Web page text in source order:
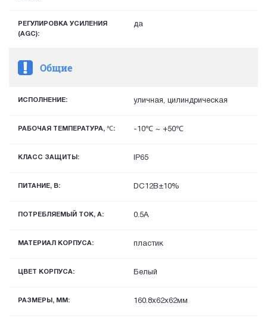
РЕГУЛИРОВКА УСИЛЕНИЯ
(AGC):
да
Общие
ИСПОЛНЕНИЕ: уличная, цилиндрическая
РАБОЧАЯ ТЕМПЕРАТУРА, ℃: -10℃ ~ +50℃
КЛАСС ЗАЩИТЫ: IP65
ПИТАНИЕ, В: DC12В±10%
ПОТРЕБЛЯЕМЫЙ ТОК, А: 0.5А
МАТЕРИАЛ КОРПУСА: пластик
ЦВЕТ КОРПУСА: Белый
РАЗМЕРЫ, ММ: 160.8х62х62мм